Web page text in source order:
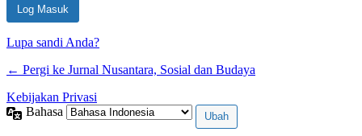
Lupa sandi Anda?
← Pergi ke Jurnal Nusantara, Sosial dan Budaya
Kebijakan Privasi
Bahasa